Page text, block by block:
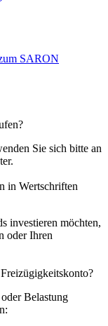
SARON
Sie sich bitte an
in Wertschriften
investieren möchten,
oder Ihren
Belastung